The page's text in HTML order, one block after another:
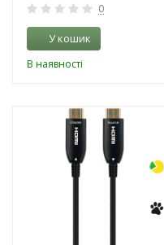
0
У кошик
В наявності